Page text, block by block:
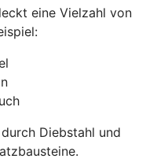
eine Vielzahl von
Diebstahl und
.